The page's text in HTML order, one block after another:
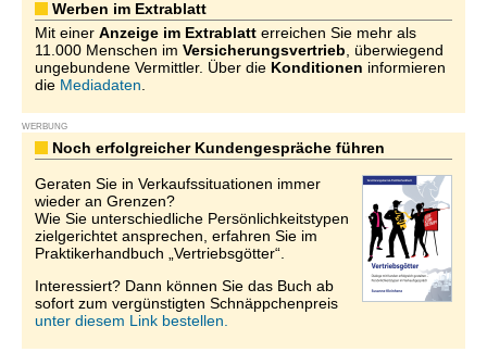
Werben im Extrablatt
Mit einer Anzeige im Extrablatt erreichen Sie mehr als
11.000 Menschen im Versicherungsvertrieb , überwiegend
ungebundene Vermittler. Über die Konditionen informieren
die Mediadaten
WERBUNG
Noch erfolgreicher Kundengespräche führen
Geraten Sie in Verkaufssituationen immer
wieder an Grenzen?
Wie Sie unterschiedliche Persönlichkeitstypen
zielgerichtet ansprechen, erfahren Sie im
Praktikerhandbuch „Vertriebsgötter“.
Interessiert? Dann können Sie das Buch ab
sofort zum vergünstigten Schnäppchenpreis
unter diesem Link bestellen.